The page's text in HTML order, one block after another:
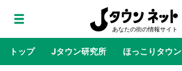
トップ Jタウン研究所 ほっこりタウン